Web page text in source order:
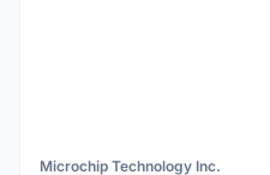
Microchip Technology Inc.